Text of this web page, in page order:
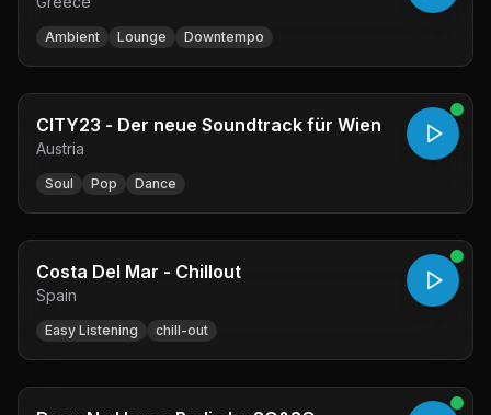
Ambient Lounge Downtempo
CITY23 - Der neue Soundtrack für Wien
Austria
Soul Pop Dance
Costa Del Mar - Chillout
Spain
Easy Listening chill-out